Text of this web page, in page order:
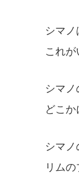
シマ
これが
シマノ
どこか
シマノ
リム